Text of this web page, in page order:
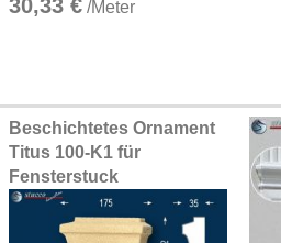
30,33 € /Meter
Beschichtetes Ornament
Titus 100-K1 für
Fensterstuck